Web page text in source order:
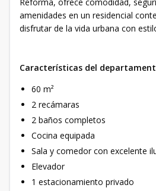
amenidades en un residencial
disfrutar de la vida urbana con
Características del
60 m²
2 recámaras
2 baños completos
Cocina equipada
Sala y comedor con excelente
Elevador
1 estacionamiento privado